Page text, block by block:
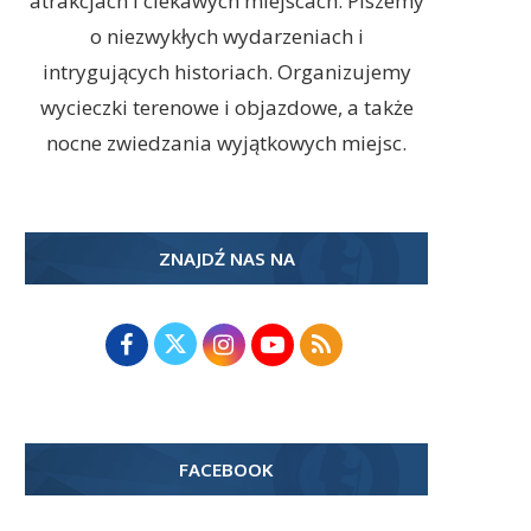
o niezwykłych wydarzeniach i
intrygujących historiach. Organizujemy
wycieczki terenowe i objazdowe, a także
nocne zwiedzania wyjątkowych miejsc.
ZNAJDŹ NAS NA
FACEBOOK